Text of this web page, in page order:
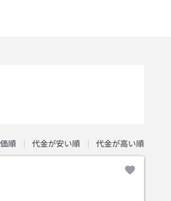
順 代金が安い順 代金が高い順